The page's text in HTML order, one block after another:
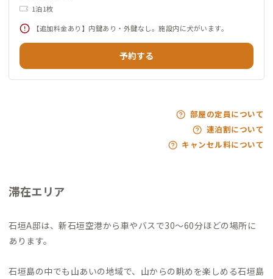
1泊1枚
【追加料金あり】内鍵あり・外鍵なし。施設内に犬がいます。
予約する
部屋の定員について
連泊割について
キャンセル料について
滞在エリア
石垣A邸は、新石垣空港から車やバスで30〜60分ほどの場所に
あります。
石垣島の中でも山あいの地域で、山からの眺めを楽しめる石垣島